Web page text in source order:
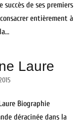
succès de ses premiers
entièrement à
Laure
Biographie
déracinée dans la